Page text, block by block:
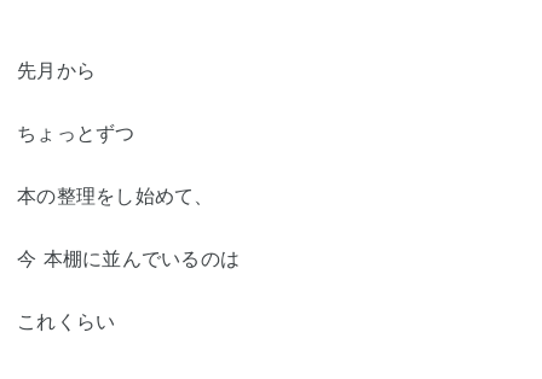
先月から
ちょっとずつ
本の整理をし始めて、
今 本棚に並んでいるのは
これくらい